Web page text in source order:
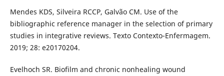
Mendes KDS, Silveira RCCP, Galvão CM. Use of the
bibliographic reference manager in the selection of primary
studies in integrative reviews. Texto Contexto-Enfermagem.
2019; 28: e20170204.
Evelhoch SR. Biofilm and chronic nonhealing wound